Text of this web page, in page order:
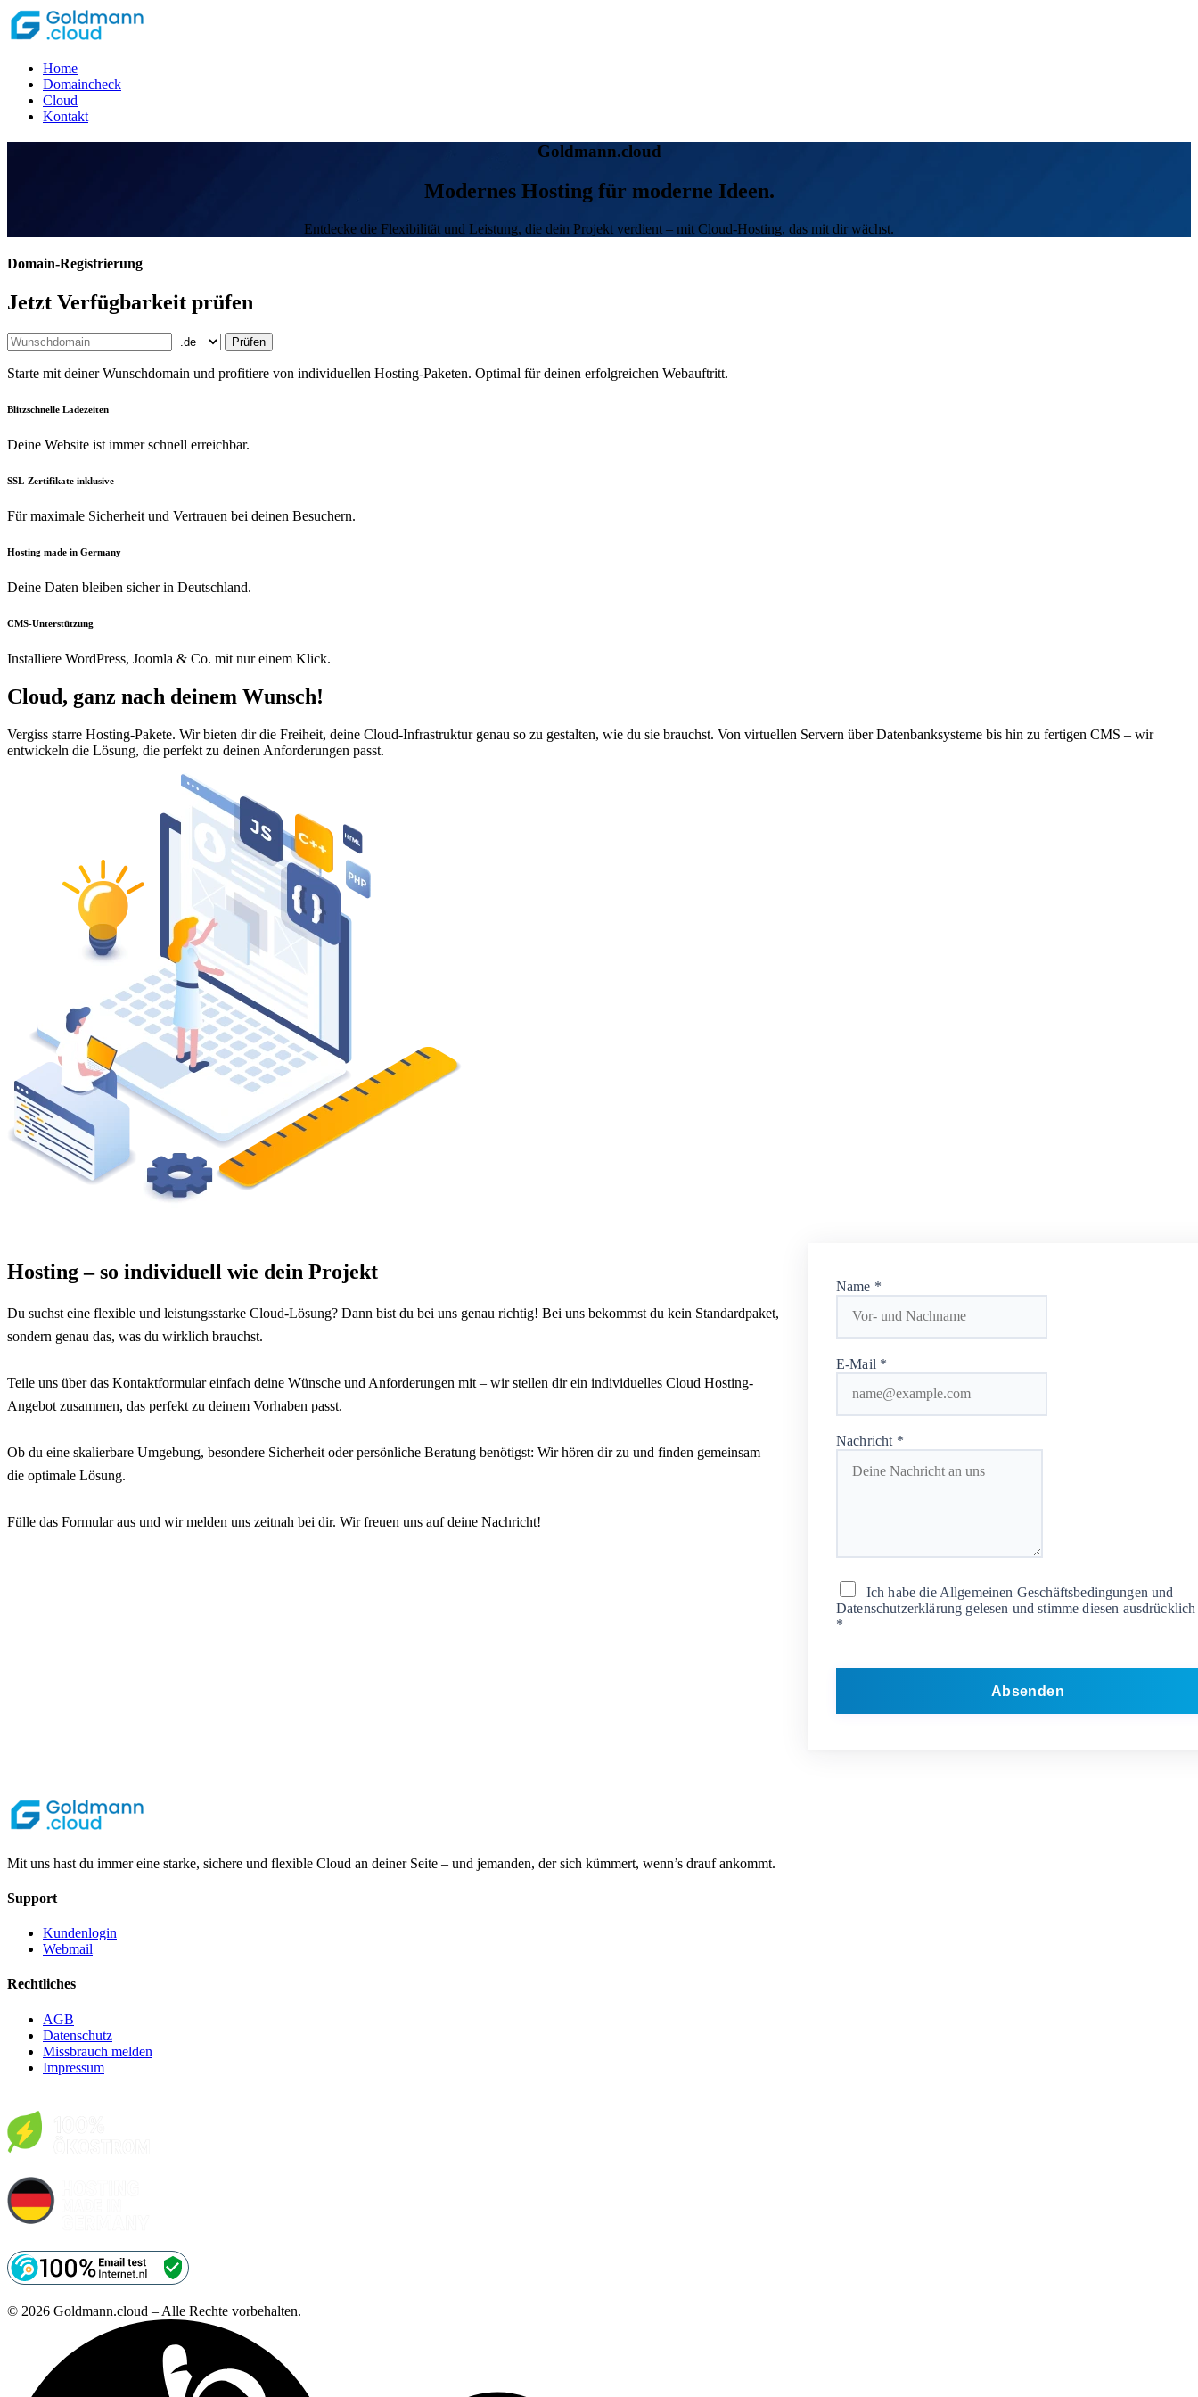
Home
Domaincheck
Cloud
Kontakt
Goldmann.cloud
Modernes Hosting für moderne Ideen.
Entdecke die Flexibilität und Leistung, die dein Projekt verdient – mit Cloud-Hosting, das mit dir wächst.
Domain-Registrierung
Jetzt Verfügbarkeit prüfen
Prüfen
Starte mit deiner Wunschdomain und profitiere von individuellen Hosting-Paketen. Optimal für deinen erfolgreichen Webauftritt.
Blitzschnelle Ladezeiten
Deine Website ist immer schnell erreichbar.
SSL-Zertifikate inklusive
Für maximale Sicherheit und Vertrauen bei deinen Besuchern.
Hosting made in Germany
Deine Daten bleiben sicher in Deutschland.
CMS-Unterstützung
Installiere WordPress, Joomla & Co. mit nur einem Klick.
Cloud, ganz nach deinem Wunsch!
Vergiss starre Hosting-Pakete. Wir bieten dir die Freiheit, deine Cloud-Infrastruktur genau so zu gestalten, wie du sie brauchst. Von virtuellen Servern über Datenbanksysteme bis hin zu fertigen CMS – wir
entwickeln die Lösung, die perfekt zu deinen Anforderungen passt.
Hosting – so individuell wie dein Projekt
Du suchst eine flexible und leistungsstarke Cloud-Lösung? Dann bist du bei uns genau richtig! Bei uns bekommst du kein Standardpaket,
sondern genau das, was du wirklich brauchst.
Teile uns über das Kontaktformular einfach deine Wünsche und Anforderungen mit – wir stellen dir ein individuelles Cloud Hosting-
Angebot zusammen, das perfekt zu deinem Vorhaben passt.
Ob du eine skalierbare Umgebung, besondere Sicherheit oder persönliche Beratung benötigst: Wir hören dir zu und finden gemeinsam
die optimale Lösung.
Fülle das Formular aus und wir melden uns zeitnah bei dir. Wir freuen uns auf deine Nachricht!
Name *
E-Mail *
Nachricht *
Ich habe die Allgemeinen Geschäftsbedingungen und
Datenschutzerklärung gelesen und stimme diesen
*
Absenden
Mit uns hast du immer eine starke, sichere und flexible Cloud an deiner Seite – und jemanden, der sich kümmert, wenn’s drauf ankommt.
Support
Kundenlogin
Webmail
Rechtliches
AGB
Datenschutz
Missbrauch melden
Impressum
© 2026 Goldmann.cloud – Alle Rechte vorbehalten.